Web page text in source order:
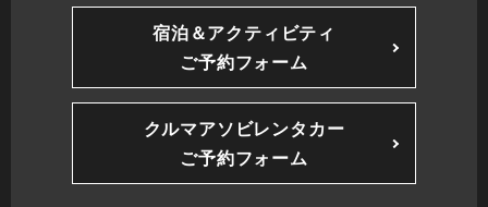
宿泊＆アクティビティ
ご予約フォーム
クルマアソビレンタカー
ご予約フォーム